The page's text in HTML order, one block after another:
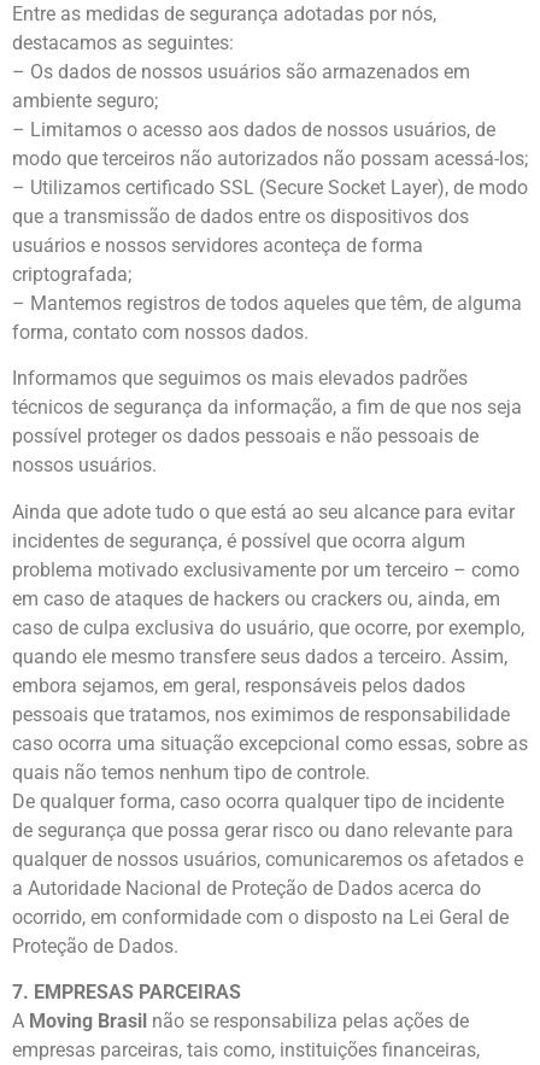
Entre as medidas de segurança adotadas por nós,
destacamos as seguintes:
– Os dados de nossos usuários são armazenados em
ambiente seguro;
– Limitamos o acesso aos dados de nossos usuários, de
modo que terceiros não autorizados não possam acessá-los;
– Utilizamos certificado SSL (Secure Socket Layer), de modo
que a transmissão de dados entre os dispositivos dos
usuários e nossos servidores aconteça de forma
criptografada;
– Mantemos registros de todos aqueles que têm, de alguma
forma, contato com nossos dados.
Informamos que seguimos os mais elevados padrões
técnicos de segurança da informação, a fim de que nos seja
possível proteger os dados pessoais e não pessoais de
nossos usuários.
Ainda que adote tudo o que está ao seu alcance para evitar
incidentes de segurança, é possível que ocorra algum
problema motivado exclusivamente por um terceiro – como
em caso de ataques de hackers ou crackers ou, ainda, em
caso de culpa exclusiva do usuário, que ocorre, por exemplo,
quando ele mesmo transfere seus dados a terceiro. Assim,
embora sejamos, em geral, responsáveis pelos dados
pessoais que tratamos, nos eximimos de responsabilidade
caso ocorra uma situação excepcional como essas, sobre as
quais não temos nenhum tipo de controle.
De qualquer forma, caso ocorra qualquer tipo de incidente
de segurança que possa gerar risco ou dano relevante para
qualquer de nossos usuários, comunicaremos os afetados e
a Autoridade Nacional de Proteção de Dados acerca do
ocorrido, em conformidade com o disposto na Lei Geral de
Proteção de Dados.
7. EMPRESAS PARCEIRAS
A Moving Brasil não se responsabiliza pelas ações de
empresas parceiras, tais como, instituições financeiras,